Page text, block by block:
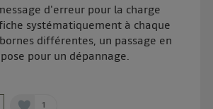
d'erreur pour la charge
systématiquement à chaque
différentes, un passage en
pour un dépannage.
1